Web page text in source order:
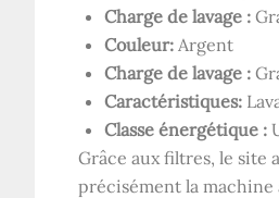
Charge de lavage :
Couleur: Argent
Charge de lavage :
Caractéristiques:
Classe énergétique :
Grâce aux filtres, le site
précisément la machine